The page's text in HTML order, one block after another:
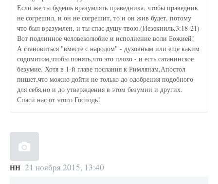
Если же ты будешь вразумлять праведника, чтобы праведник
не согрешил, и он не согрешит, то и он жив будет, потому
что был вразумлен, и ты спас душу твою.(Иезекииль,3:18-21)
Вот подлинное человеколюбие и исполнение воли Божией!
А становиться "вместе с народом" - духовным или еще каким
содомитом,чтобы понять,что это плохо - и есть сатанинское
безумие. Хотя в 1-й главе послания к Римлянам,Апостол
пишет,что можно дойти не только до одобрения подобного
для себя,но и до утверждения в этом безумии и других.
Спаси нас от этого Господь!
НН 21 ноября 2015, 13:40